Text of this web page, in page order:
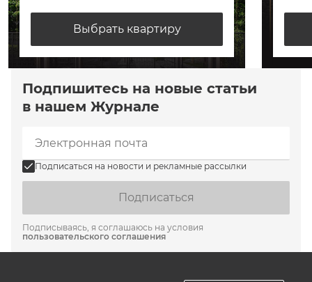
Выбрать квартиру
Подпишитесь на новые статьи
в нашем Журнале
Подписаться на новости и рекламные рассылки
Подписаться
Подписываясь, я соглашаюсь на условия
пользовательского соглашения